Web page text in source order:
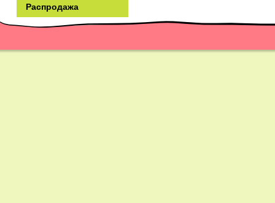
Распродажа